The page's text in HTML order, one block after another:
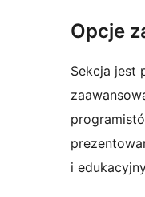
Opcje
Sekcja jest
i